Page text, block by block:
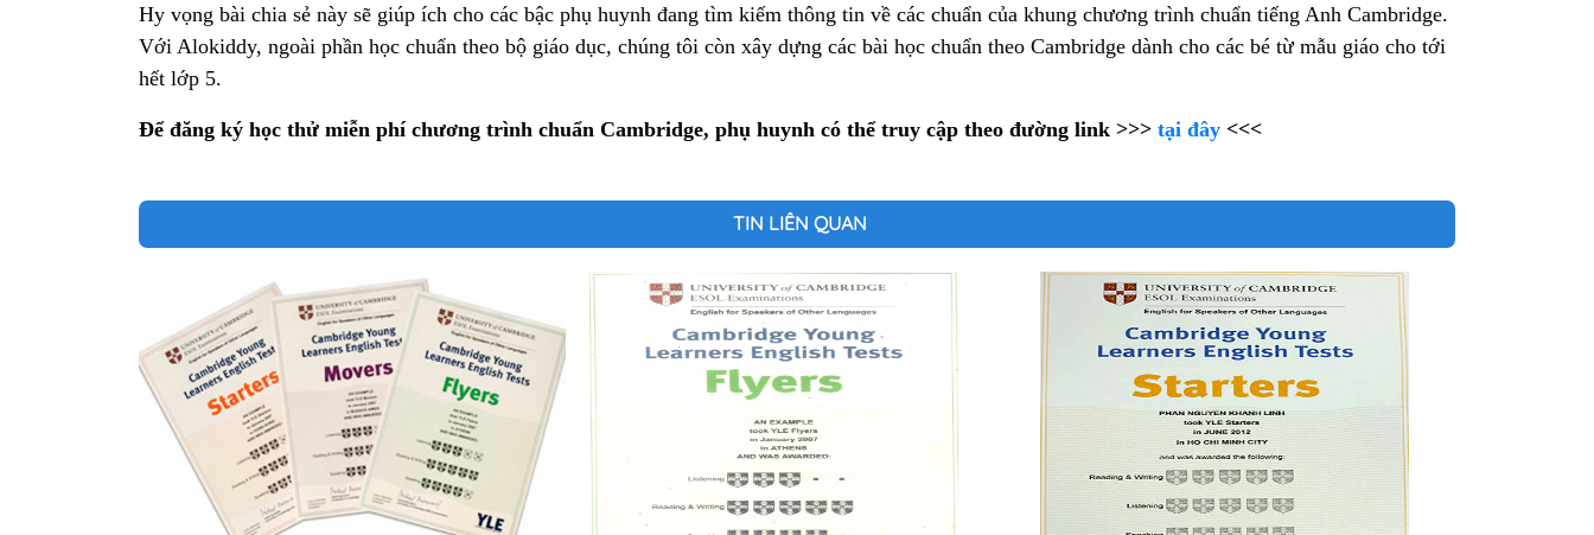
Hy vọng bài chia sẻ này sẽ giúp ích cho các bậc phụ huynh đang tìm kiếm thông tin về các chuẩn của khung chương trình chuẩn tiếng Anh Cambridge.
Với Alokiddy, ngoài phần học chuẩn theo bộ giáo dục, chúng tôi còn xây dựng các bài học chuẩn theo Cambridge dành cho các bé từ mẫu giáo cho tới
hết lớp 5.
Để đăng ký học thử miễn phí chương trình chuẩn Cambridge, phụ huynh có thể truy cập theo đường link >>> tại đây <<<
TIN LIÊN QUAN